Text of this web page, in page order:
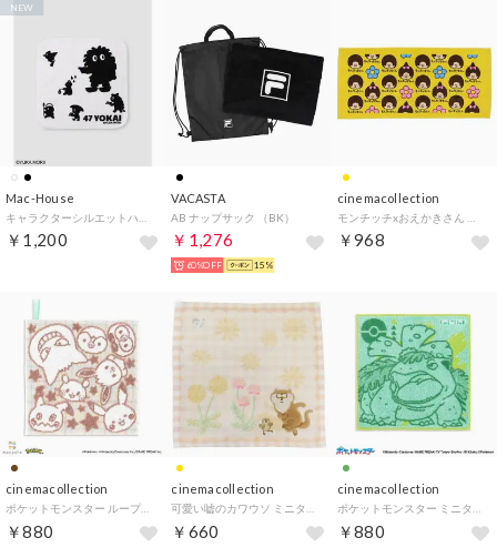
Mac-House
￥1,200
NEW
VACASTA
AB ナップサック （BK）
￥1,276
60%OFF 15%
cinemacollection
￥968
cinemacollection
￥880
cinemacollection
￥660
cinemacollection
￥880